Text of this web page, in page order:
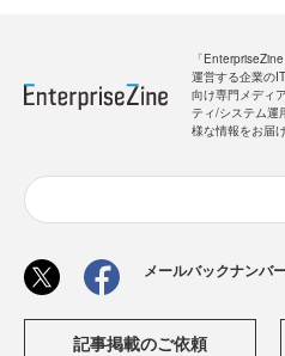
「
運営する企業の
向け専門メディ
ティ/システム運
様な情報をお届
メールバックナンバ
記事掲載のご依頼